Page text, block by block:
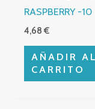
RASPBERRY -10
4,68€
AÑADIR AL
CARRITO